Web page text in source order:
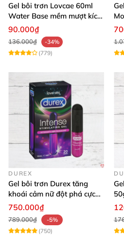
Gel bôi trơn Lovcae 60ml
Water Base mềm mượt kích
thích
90.000₫
136.000₫
-34%
(779)
DUREX
Gel bôi trơn Durex tăng
khoái cảm nữ đột phá cực
thích
750.000₫
789.000₫
-5%
(750)